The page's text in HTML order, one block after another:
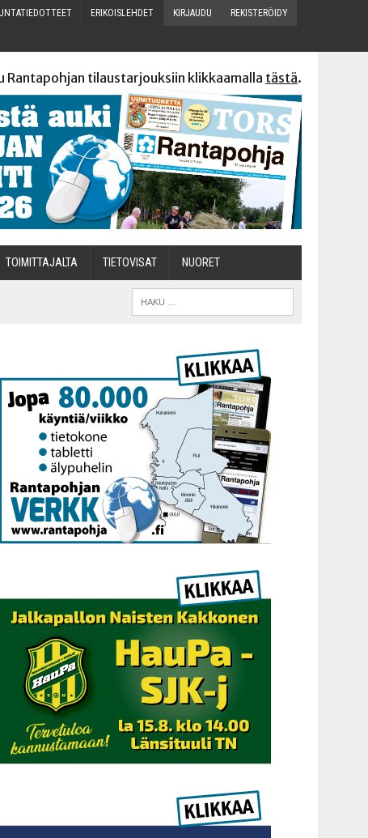
ERI­KOIS­LEH­DET KIR­JAU­DU REKIS­TE­RÖI­DY
Rantapohjan tilaustarjouksiin klikkaamalla tästä.
TOI­MIT­TA­JAL­TA TIETOVISAT NUO­RET